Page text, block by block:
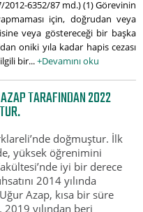
6352/87 md.) (1) Görevinin
için, doğrudan veya
veya göstereceği bir başka
oniki yıla kadar hapis cezası
bir...+Devamını oku
TARAFINDAN 2022
doğmuştur. İlk
yüksek öğrenimini
iyi bir derece
2014 yılında
Azap, kısa bir süre
2019 yılından beri